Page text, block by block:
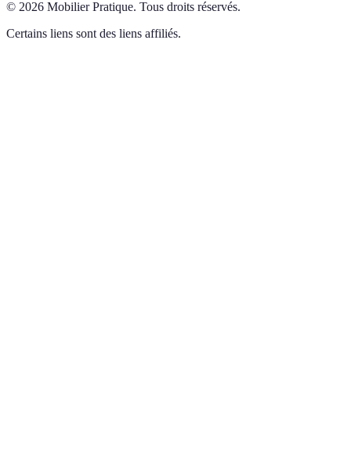
© 2026 Mobilier Pratique. Tous droits réservés.
Certains liens sont des liens affiliés.